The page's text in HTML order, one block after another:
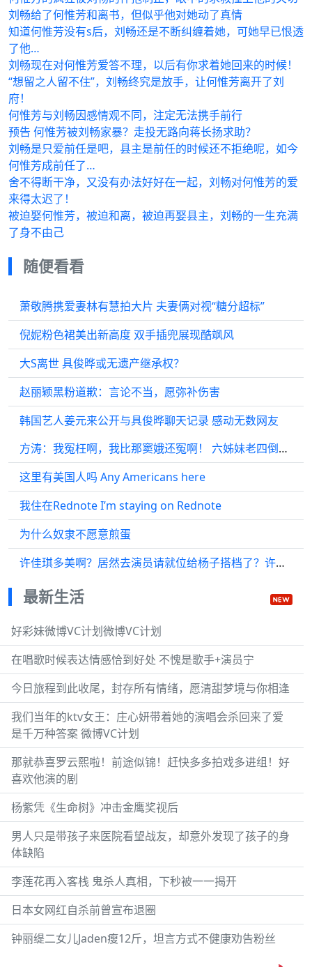
刘畅给了何惟芳和离书，但似乎他对她动了真情
知道何惟芳没有s后，刘畅还是不断纠缠着她，可她早已恨透
了他…
刘畅现在对何惟芳爱答不理，以后有你求着她回来的时候！
“想留之人留不住”，刘畅终究是放手，让何惟芳离开了刘
府！
何惟芳与刘畅因感情观不同，注定无法携手前行
预告 何惟芳被刘畅家暴？走投无路向蒋长扬求助？
刘畅是只爱前任是吧，县主是前任的时候还不拒绝呢，如今
何惟芳成前任了…
舍不得断干净，又没有办法好好在一起，刘畅对何惟芳的爱
来得太迟了！
被迫娶何惟芳，被迫和离，被迫再娶县主，刘畅的一生充满
了身不由己
随便看看
萧敬腾携爱妻林有慧拍大片 夫妻俩对视“糖分超标”
倪妮粉色裙美出新高度 双手插兜展现酷飒风
大S离世 具俊晔或无遗产继承权？
赵丽颖黑粉道歉：言论不当，愿弥补伤害
韩国艺人姜元来公开与具俊晔聊天记录 感动无数网友
方涛：我冤枉啊，我比那窦娥还冤啊！ 六姊妹老四倒追离婚男
这里有美国人吗 Any Americans here
我住在Rednote I’m staying on Rednote
为什么奴隶不愿意煎蛋
许佳琪多美啊？居然去演员请就位给杨子搭档了？许佳琪该不该算工伤？
最新生活
好彩妹微博VC计划微博VC计划
在唱歌时候表达情感恰到好处 不愧是歌手+演员宁
今日旅程到此收尾，封存所有情绪，愿清甜梦境与你相逢
我们当年的ktv女王：庄心妍带着她的演唱会杀回来了爱
是千万种答案 微博VC计划
那就恭喜罗云熙啦！前途似锦！赶快多多拍戏多进组！好
喜欢他演的剧
杨紫凭《生命树》冲击金鹰奖视后
男人只是带孩子来医院看望战友，却意外发现了孩子的身
体缺陷
李莲花再入客栈 鬼杀人真相，下秒被一一揭开
日本女网红自杀前曾宣布退圈
钟丽缇二女儿Jaden瘦12斤，坦言方式不健康劝告粉丝